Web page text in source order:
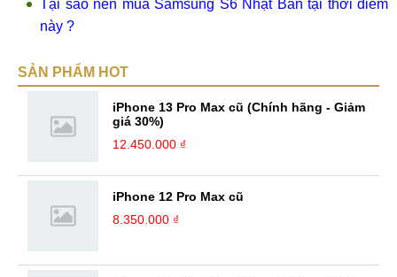
Tại sao nên mua Samsung S6 Nhật Bản tại thời điểm
này ?
SẢN PHẨM HOT
iPhone 13 Pro Max cũ (Chính hãng - Giảm
giá 30%)
12.450.000 ₫
iPhone 12 Pro Max cũ
8.350.000 ₫